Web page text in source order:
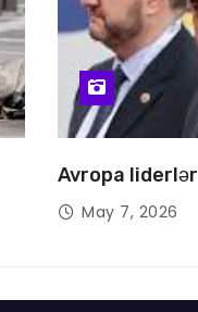
Avropa
May 7, 2026